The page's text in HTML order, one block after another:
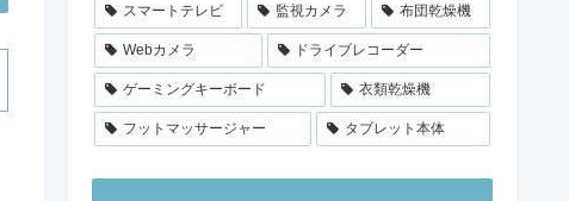
スマートテレビ 監視カメラ 布団乾燥機
Webカメラ ドライブレコーダー
ゲーミングキーボード 衣類乾燥機
フットマッサージャー タブレット本体